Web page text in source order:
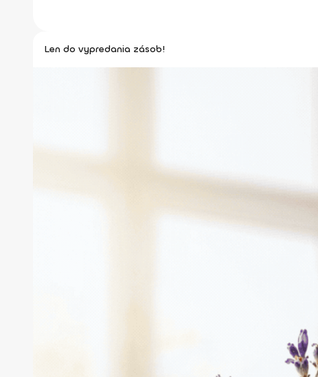
Len do vypredania zásob!